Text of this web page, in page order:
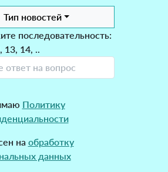
Тип новостей
последовательность:
13, 14, ..
Политику
на обработку
данных